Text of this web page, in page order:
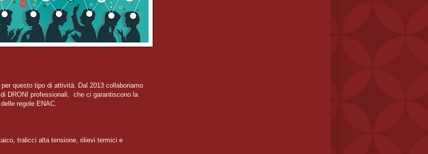
questo tipo di attività. Dal 2013 collaboriamo
DRONI professionali, che ci garantiscono la
regole ENAC.
tralicci alta tensione, rilievi termici e